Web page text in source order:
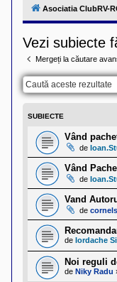
b
V
o
m
u
n
Asociatia ClubRV-
Vezi subiecte
Mergeți la căutare
SUBIECTE
Vând
de
Vând
de
Vand
de
de Iordache
Noi reguli
de Niky Radu